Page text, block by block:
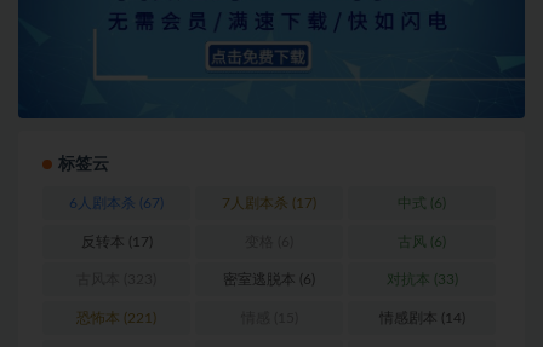
标签云
6人剧本杀 (67) 7人剧本杀 (17) 中式 (6)
反转本 (17) 古风 (6)
密室逃脱本 (6) 对抗本 (33)
恐怖本 (221) 情感剧本 (14)